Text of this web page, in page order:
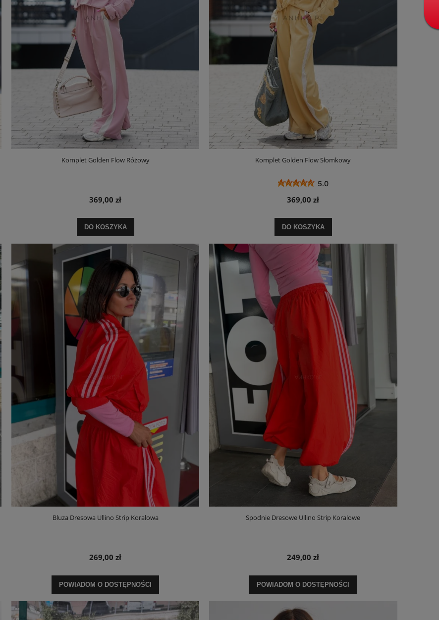
Komplet Golden Flow Różowy
369,00 zł
DO KOSZYKA
Komplet Golden Flow Słomkowy
5.0
369,00 zł
DO KOSZYKA
Bluza Dresowa Ullino Strip Koralowa
269,00 zł
POWIADOM O DOSTĘPNOŚCI
Spodnie Dresowe Ullino Strip Koralowe
249,00 zł
POWIADOM O DOSTĘPNOŚCI